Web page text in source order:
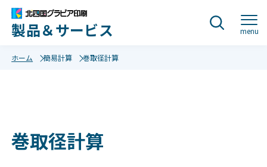
製品＆サービス menu
ホーム 簡易計算 巻取径計算
巻取径計算